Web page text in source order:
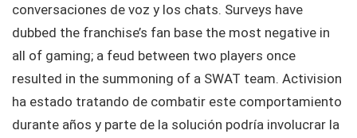
conversaciones de voz y los chats. Surveys have
dubbed the franchise’s fan base the most negative in
all of gaming; a feud between two players once
resulted in the summoning of a SWAT team. Activision
ha estado tratando de combatir este comportamiento
durante años y parte de la solución podría involucrar la